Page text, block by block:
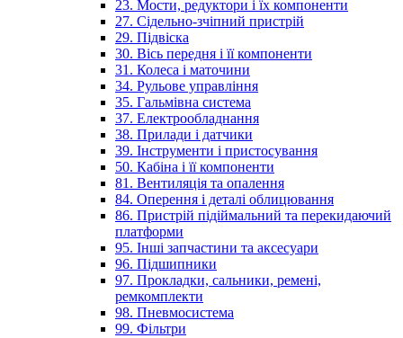
23. Мости, редуктори і їх компоненти
27. Сідельно-зчіпний пристрій
29. Підвіска
30. Вісь передня і її компоненти
31. Колеса і маточини
34. Рульове управління
35. Гальмівна система
37. Електрообладнання
38. Прилади і датчики
39. Інструменти і пристосування
50. Кабіна і її компоненти
81. Вентиляція та опалення
84. Оперення і деталі облицювання
86. Пристрій підіймальний та перекидаючий
платформи
95. Інші запчастини та аксесуари
96. Підшипники
97. Прокладки, сальники, ремені,
ремкомплекти
98. Пневмосистема
99. Фільтри